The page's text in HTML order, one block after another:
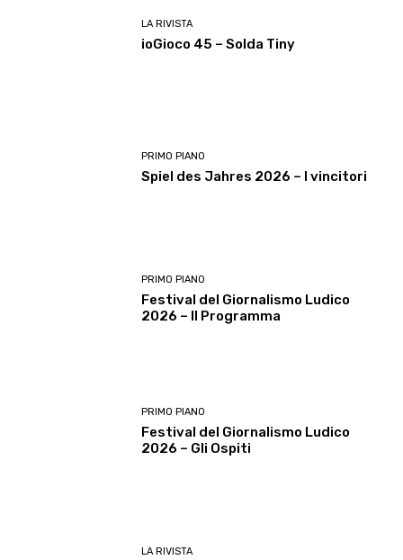
LA RIVISTA
ioGioco 45 – Solda Tiny
PRIMO PIANO
Spiel des Jahres 2026 – I vincitori
PRIMO PIANO
Festival del Giornalismo Ludico
2026 – Il Programma
PRIMO PIANO
Festival del Giornalismo Ludico
2026 – Gli Ospiti
LA RIVISTA